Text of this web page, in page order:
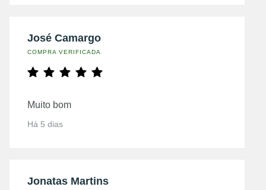
José Camargo
COMPRA VERIFICADA
Muito bom
Há 5 dias
Jonatas Martins